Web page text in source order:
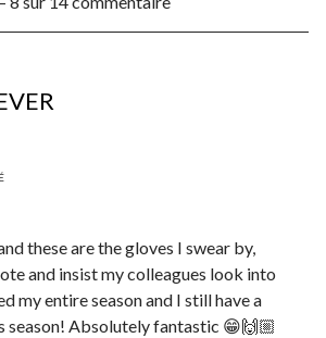
these are the gloves I swear by,
and insist my colleagues look into
my entire season and I still have a
season! Absolutely fantastic 😁🙌🏼